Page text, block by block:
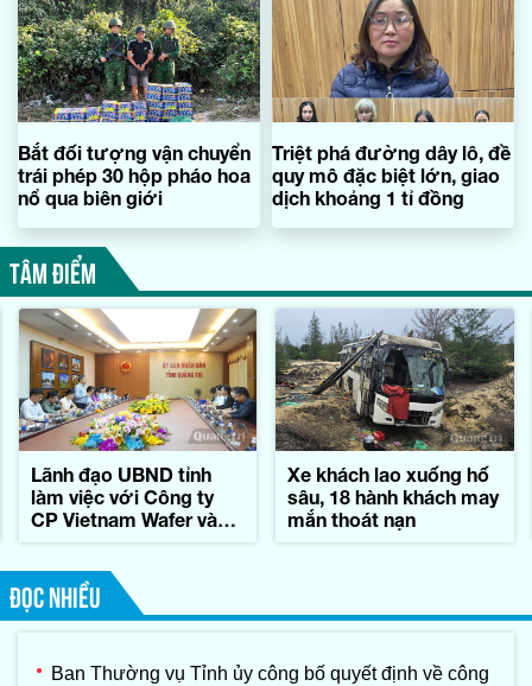
Bắt đối tượng vận chuyển
trái phép 30 hộp pháo hoa
nổ qua biên giới
Triệt phá đường dây lô, đề
quy mô đặc biệt lớn, giao
dịch khoảng 1 tỉ đồng
TÂM ĐIỂM
Lãnh đạo UBND tỉnh
làm việc với Công ty
CP Vietnam Wafer và
Xe khách lao xuống hố
sâu, 18 hành khách may
mắn thoát nạn
ĐỌC NHIỀU
Ban Thường vụ Tỉnh ủy công bố quyết định về công